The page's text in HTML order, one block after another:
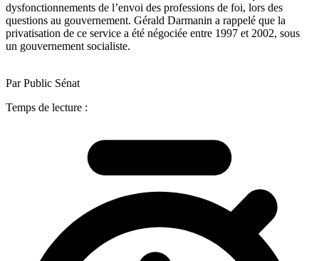
dysfonctionnements de l’envoi des professions de foi, lors des
questions au gouvernement. Gérald Darmanin a rappelé que la
privatisation de ce service a été négociée entre 1997 et 2002, sous
un gouvernement socialiste.
Par Public Sénat
Temps de lecture :